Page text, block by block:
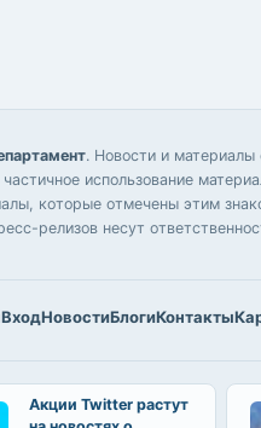
. Новости и
использование
которые отмечены этим
релизов несут
ВходНовостиБлогиКонтакты
Акции Twitter растут